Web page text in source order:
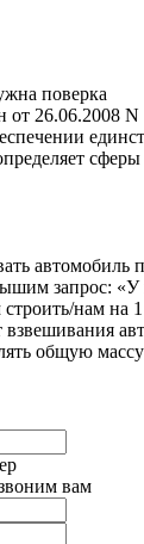
поверка
от 26.06.2008
автомобиль
запрос: «У
строить/нам на
взвешивания
общую массу
вам